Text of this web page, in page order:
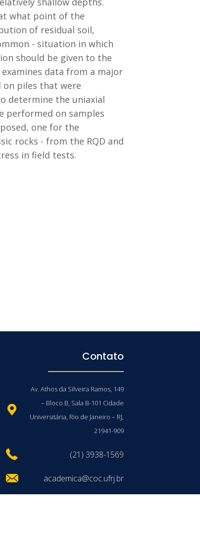
what point of the
of residual soil,
- situation in which
should be given to the
data from a major
on piles that were
determine the uniaxial
performed on samples
one for the
rocks - from the RQD and
in field tests.
Contato
Av. Athos da Silveira Ramos, 149
– Bloco B, Sala B-101 Cidade
Universitária, Rio de Janeiro – RJ,
21941-909
(21) 3938-1569
academica@coc.ufrj.br